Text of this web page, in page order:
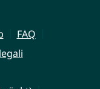
FAQ